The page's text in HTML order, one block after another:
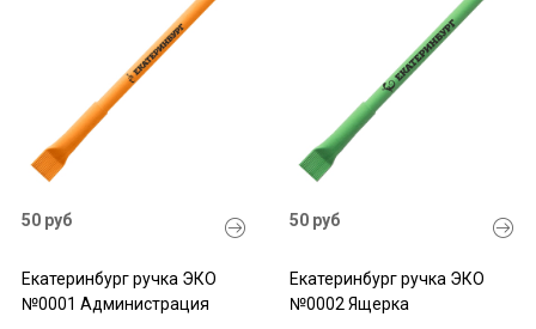
50 руб
Екатеринбург ручка ЭКО
№0001 Администрация
50 руб
Екатеринбург ручка ЭКО
№0002 Ящерка